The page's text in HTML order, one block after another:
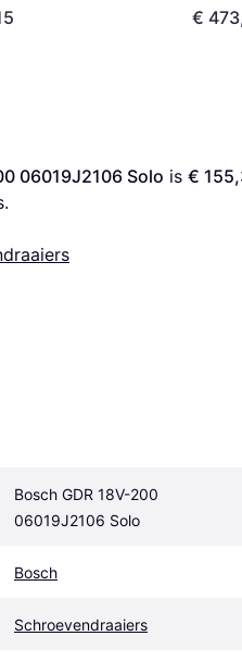
€
06019J2106 Solo is €
Bosch GDR 18V-200
06019J2106 Solo
Bosch
Schroevendraaiers